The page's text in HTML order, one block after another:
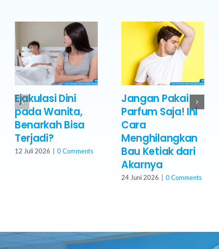
Ejakulasi Dini
pada Wanita,
Benarkah Bisa
Terjadi?
12 Juli 2026 0 Comments
Jangan Pakai
Parfum Saja! Ini
Cara
Menghilangkan
Bau Ketiak dari
Akarnya
24 Juni 2026 0 Comments